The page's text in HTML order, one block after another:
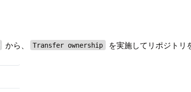
から、 Transfer ownership を実施してリポジトリ